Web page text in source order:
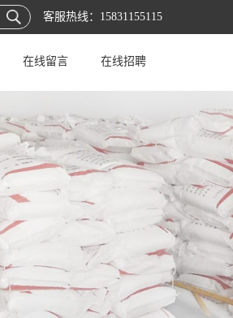
客服热线： 15831155115
在线留言 在线招聘